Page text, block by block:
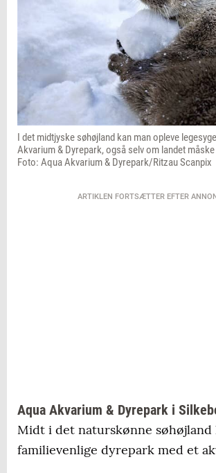
I det midtjyske søhøjland kan man opleve
Akvarium & Dyrepark, også selv om landet
Foto: Aqua Akvarium & Dyrepark/Ritzau Scanpix
ARTIKLEN FORTSÆTTER EFTER
Aqua Akvarium & Dyrepark i
Midt i det naturskønne søhøjland
familievenlige dyrepark med et